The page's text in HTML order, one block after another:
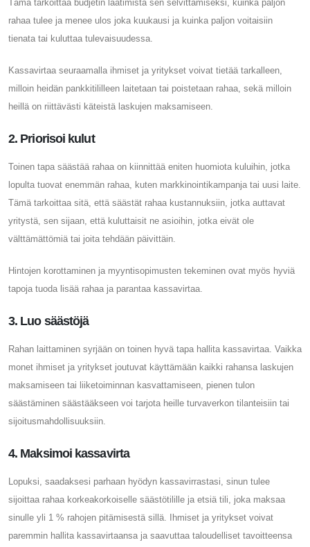
Tämä tarkoittaa budjetin laatimista sen selvittämiseksi, kuinka paljon
rahaa tulee ja menee ulos joka kuukausi ja kuinka paljon voitaisiin
tienata tai kuluttaa tulevaisuudessa.
Kassavirtaa seuraamalla ihmiset ja yritykset voivat tietää tarkalleen,
milloin heidän pankkitililleen laitetaan tai poistetaan rahaa, sekä milloin
heillä on riittävästi käteistä laskujen maksamiseen.
2. Priorisoi kulut
Toinen tapa säästää rahaa on kiinnittää eniten huomiota kuluihin, jotka
lopulta tuovat enemmän rahaa, kuten markkinointikampanja tai uusi laite.
Tämä tarkoittaa sitä, että säästät rahaa kustannuksiin, jotka auttavat
yritystä, sen sijaan, että kuluttaisit ne asioihin, jotka eivät ole
välttämättömiä tai joita tehdään päivittäin.
Hintojen korottaminen ja myyntisopimusten tekeminen ovat myös hyviä
tapoja tuoda lisää rahaa ja parantaa kassavirtaa.
3. Luo säästöjä
Rahan laittaminen syrjään on toinen hyvä tapa hallita kassavirtaa. Vaikka
monet ihmiset ja yritykset joutuvat käyttämään kaikki rahansa laskujen
maksamiseen tai liiketoiminnan kasvattamiseen, pienen tulon
säästäminen säästääkseen voi tarjota heille turvaverkon tilanteisiin tai
sijoitusmahdollisuuksiin.
4. Maksimoi kassavirta
Lopuksi, saadaksesi parhaan hyödyn kassavirrastasi, sinun tulee
sijoittaa rahaa korkeakorkoiselle säästötilille ja etsiä tili, joka maksaa
sinulle yli 1 % rahojen pitämisestä sillä. Ihmiset ja yritykset voivat
paremmin hallita kassavirtaansa ja saavuttaa taloudelliset tavoitteensa